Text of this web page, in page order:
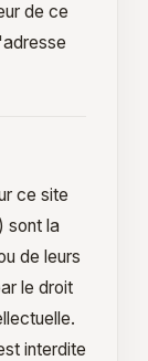
de ce
ce site
sont la
de leurs
le droit
interdite